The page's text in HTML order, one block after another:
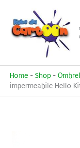
contenuto
Home - Shop -
impermeabile Hello